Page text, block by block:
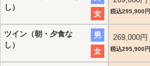
し）
女
税込295,900円
ツイン（朝・夕食な
し）
男
女
269,000円
税込295,900円